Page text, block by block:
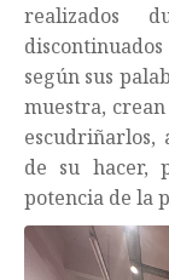
realizados
según sus
muestra,
escudriñarlos,
de su hacer,
potencia de la